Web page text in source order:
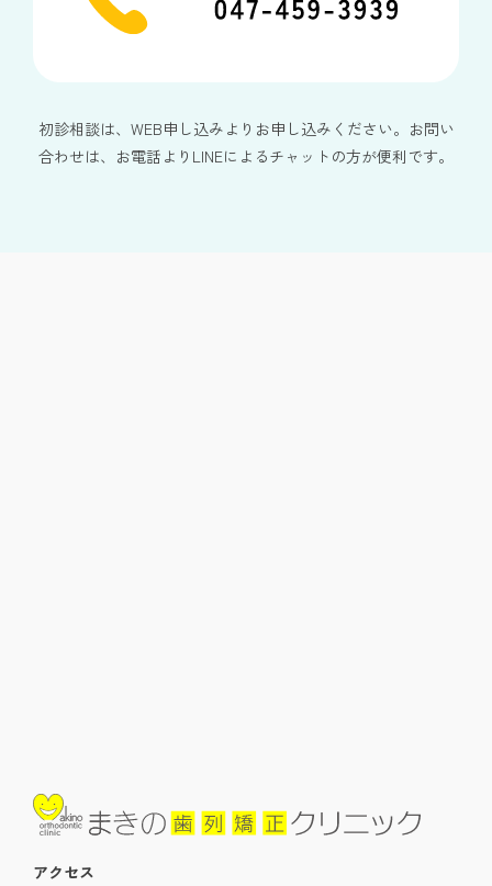
初診相談は、WEB申し込みよりお申し込みください。お問い
合わせは、お電話よりLINEによるチャットの方が便利です。
アクセス